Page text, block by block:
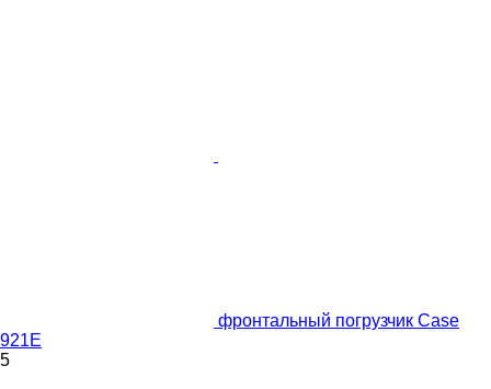
фронтальный погрузчик Case
921E
5